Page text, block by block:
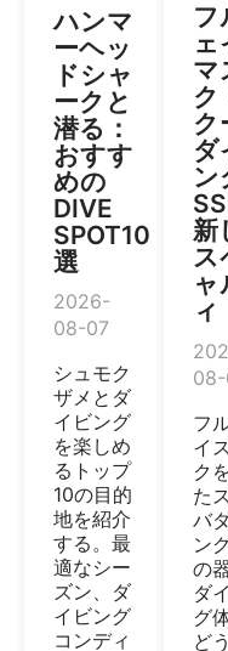
ハンマ
ーヘッ
ドシャ
ークと
潜る：
おすす
めの
DIVE
SPOT10
選
2026-
08-07
シュモク
ザメとダ
イビング
を楽しめ
るトップ
10の目的
地を紹介
する。最
適なシー
ズン、ダ
イビング
コンディ
フ
ェ
マ
ク
ク
ダ
ン
新
ス
ャ
ィ
フ
イ
ク
た
バ
ン
の
ダ
グ
ど